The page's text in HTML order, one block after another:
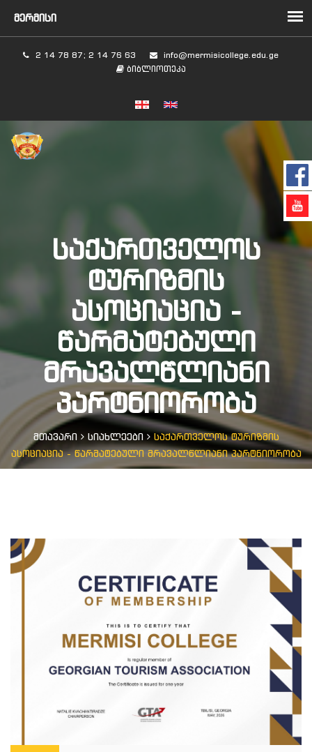
2 14 78 87; 2 14 76 63
info@mermisicollege.edu.ge
ბიბლიოთეკა
ᲡᲐᲥᲐᲠᲗᲕᲔᲚᲝᲡ
ᲢᲣᲠᲘᲖᲛᲘᲡ
ᲐᲡᲝᲪᲘᲐᲪᲘᲐ -
ᲬᲐᲠᲛᲐᲢᲔᲑᲣᲚᲘ
ᲛᲠᲐᲕᲐᲚᲬᲚᲘᲐᲜᲘ
ᲞᲐᲠᲢᲜᲘᲝᲠᲝᲑᲐ
მთავარი სიახლეები
საქართველოს ტურიზმის
ასოციაცია - წარმატებული მრავალწლიანი პარტნიორობა